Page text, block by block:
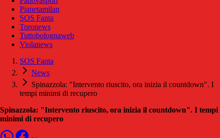
Pianetamilan
SOS Fanta
Toronews
Tuttobolognaweb
Violanews
SOS Fanta
News
Spinazzola: "Intervento riuscito, ora inizia il countdown". I
tempi minimi di recupero
Spinazzola: "Intervento riuscito, ora inizia il countdown". I tempi
minimi di recupero